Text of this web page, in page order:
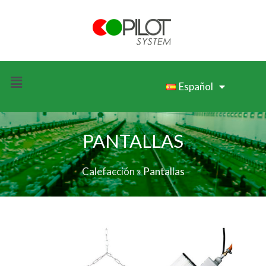
Español
PANTALLAS
Calefacción»Pantallas